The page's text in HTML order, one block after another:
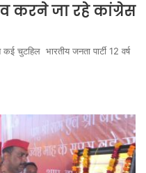
करने जा रहे कांग्रेस
भारतीय जनता पार्टी 12 वर्ष